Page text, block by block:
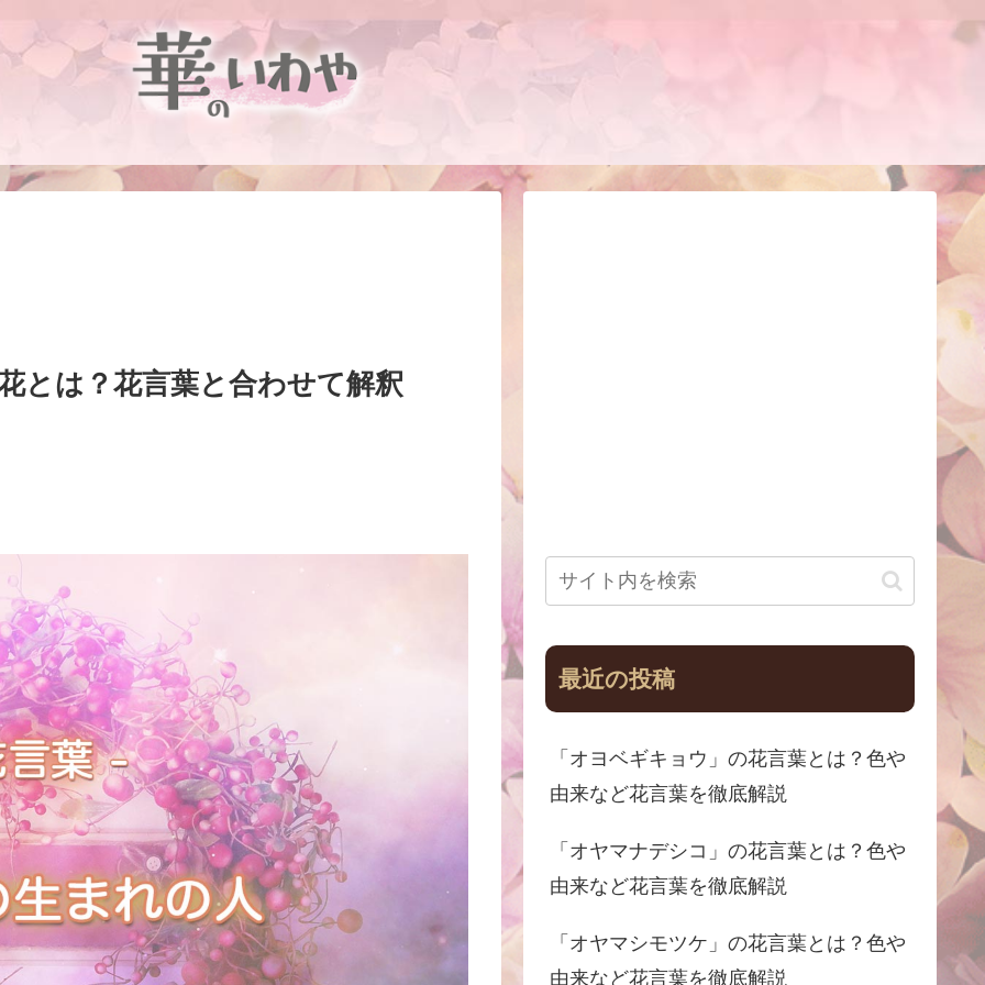
とは？花言葉と合わせて解釈
最近の投稿
「オヨベギキョウ」の花言葉とは？色や
由来など花言葉を徹底解説
「オヤマナデシコ」の花言葉とは？色や
由来など花言葉を徹底解説
「オヤマシモツケ」の花言葉とは？色や
由来など花言葉を徹底解説